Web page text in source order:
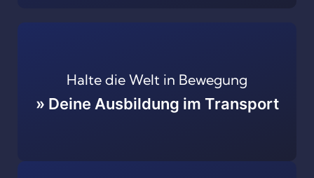
Halte die Welt in Bewegung
» Deine Ausbildung im Transport